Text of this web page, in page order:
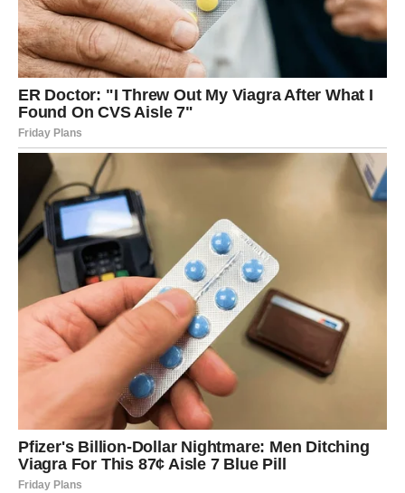
puta, promene okruženja, izlaska iz rutine
prijateljstva koje se pretvori u nešto više
Vodoliji se često desi ljubav u trenutku kada kaže: „Ma ne
zanima me više ljubav.“
I baš tada… sudbina se nasmeje.
Kako ćeš je prepoznati?
Po tome što te ne tera da glumiš.
Po tome što ti daje prostor, ali ostaje prisutna.
Po tome što ti ne pravi dramu, već razgovara.
Prepoznaćeš je po:
osećaju da si slobodan/na i kada voliš
mentalnoj povezanosti (razgovor je jak kao magnet)